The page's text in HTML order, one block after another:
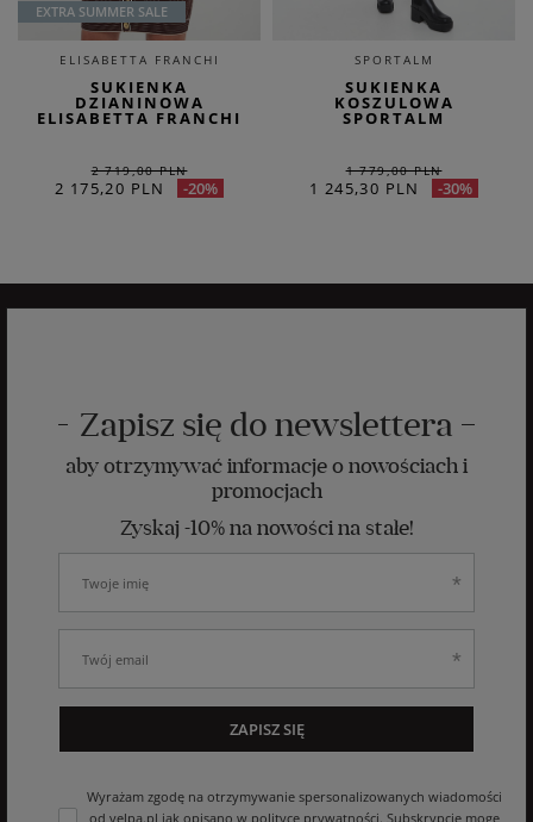
EXTRA SUMMER SALE
ELISABETTA FRANCHI
SUKIENKA
DZIANINOWA
ELISABETTA FRANCHI
2 719,00 PLN
2 175,20 PLN -20%
SPORTALM
SUKIENKA
KOSZULOWA
SPORTALM
1 779,00 PLN
1 245,30 PLN -30%
Zapisz się do newslettera
aby otrzymywać informacje o nowościach i
promocjach
Zyskaj -10% na nowości na stałe!
Wyrażam zgodę na otrzymywanie spersonalizowanych wiadomości
od velpa.pl jak opisano w polityce prywatności. Subskrypcję mogę
ZAPISZ SIĘ